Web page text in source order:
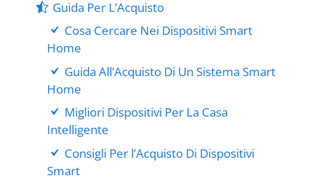
Guida Per L’Acquisto
Cosa Cercare Nei Dispositivi Smart
Home
Guida All’Acquisto Di Un Sistema Smart
Home
Migliori Dispositivi Per La Casa
Intelligente
Consigli Per l’Acquisto Di Dispositivi
Smart